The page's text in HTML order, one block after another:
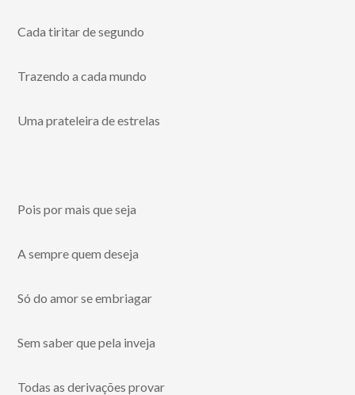
Cada tiritar de segundo
Trazendo a cada mundo
Uma prateleira de estrelas
Pois por mais que seja
A sempre quem deseja
Só do amor se embriagar
Sem saber que pela inveja
Todas as derivações provar